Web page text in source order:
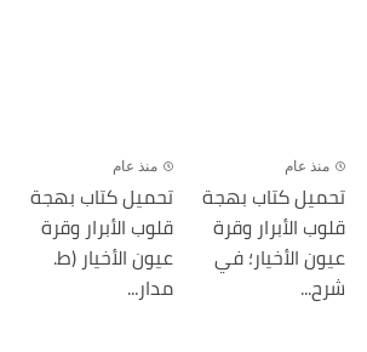
منذ عام
تحميل كتاب بهجة
قلوب الأبرار وقرة
عيون الأخيار؛ في
شرح...
منذ عام
تحميل كتاب بهجة
قلوب الأبرار وقرة
عيون الأخيار (ط.
مدار...